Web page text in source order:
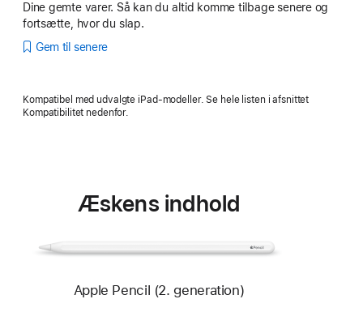
Dine gemte varer. Så kan du altid komme tilbage senere og
fortsætte, hvor du slap.
Gem til senere
Kompatibel med udvalgte iPad-modeller. Se hele listen i afsnittet
Kompatibilitet nedenfor.
Æskens indhold
Apple Pencil (2. generation)